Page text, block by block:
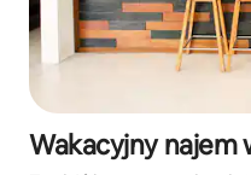
Wakacyjny najem